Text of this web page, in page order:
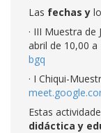
Las fechas y
· III Muestra
abril de 10,00 a
bgq
· I Chiqui-
Estas
didáctica y